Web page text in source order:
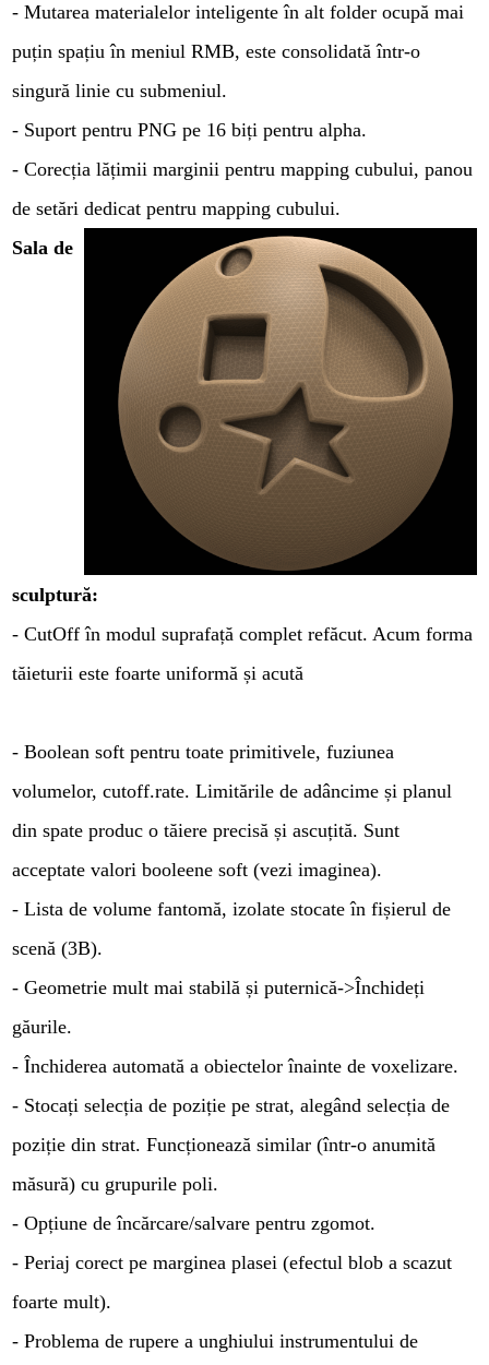
- Mutarea materialelor inteligente în alt folder ocupă mai
puțin spațiu în meniul RMB, este consolidată într-o
singură linie cu submeniul.
- Suport pentru PNG pe 16 biți pentru alpha.
- Corecția lățimii marginii pentru mapping cubului, panou
de setări dedicat pentru mapping cubului.
Sala de
sculptură:
- CutOff în modul suprafață complet refăcut. Acum forma
tăieturii este foarte uniformă și acută
- Boolean soft pentru toate primitivele, fuziunea
volumelor, cutoff.rate. Limitările de adâncime și planul
din spate produc o tăiere precisă și ascuțită. Sunt
acceptate valori booleene soft (vezi imaginea).
- Lista de volume fantomă, izolate stocate în fișierul de
scenă (3B).
- Geometrie mult mai stabilă și puternică->Închideți
găurile.
- Închiderea automată a obiectelor înainte de voxelizare.
- Stocați selecția de poziție pe strat, alegând selecția de
poziție din strat. Funcționează similar (într-o anumită
măsură) cu grupurile poli.
- Opțiune de încărcare/salvare pentru zgomot.
- Periaj corect pe marginea plasei (efectul blob a scazut
foarte mult).
- Problema de rupere a unghiului instrumentului de